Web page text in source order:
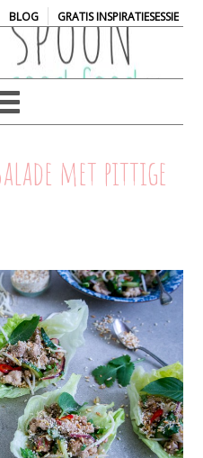
BLOG| GRATIS INSPIRATIESESSIE
met pittige